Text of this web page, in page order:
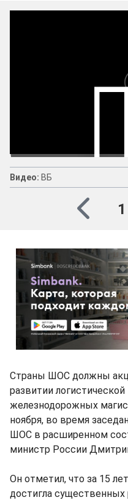
Видео: ВБ
Страны ШОС должны
развитии
железнодорожных
ноября, во время
ШОС в расширенном
министр России
Он отметил, что за 15
достигла существенных